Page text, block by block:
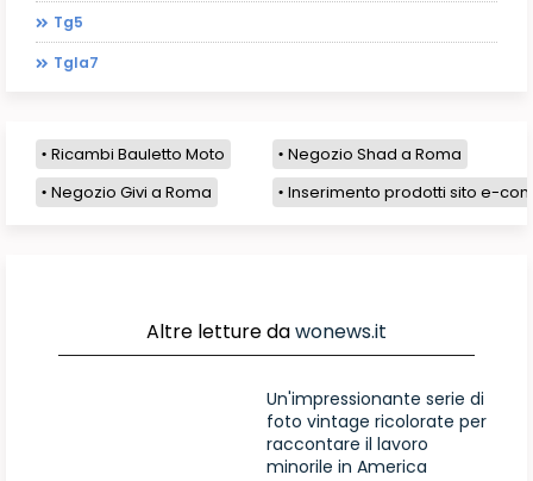
Tg5
Tgla7
Ricambi Bauletto Moto
Negozio Shad a Roma
Negozio Givi a Roma
Inserimento prodotti sito e-
Altre letture dawonews.it
Un'impressionante serie di
foto vintage ricolorate per
raccontare il lavoro
minorile in America